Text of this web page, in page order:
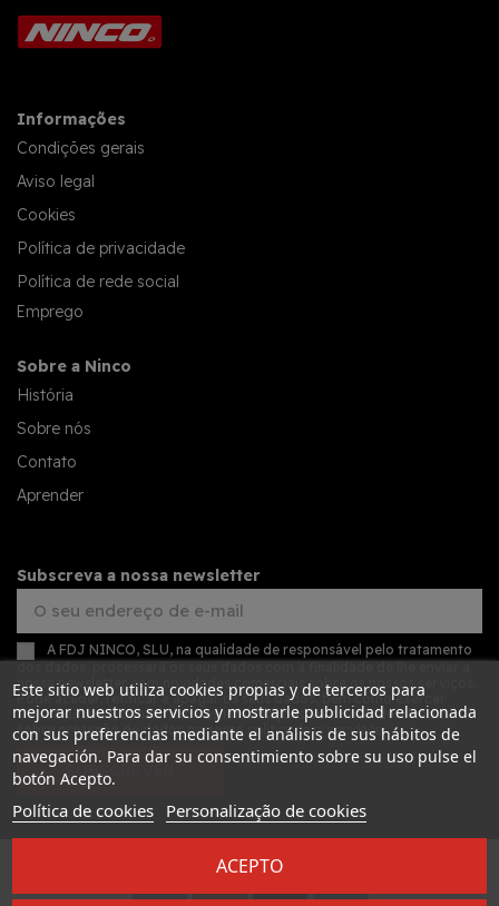
Informações
Condições gerais
Aviso legal
Cookies
Política de privacidade
Política de rede social
Emprego
Sobre a Ninco
História
Sobre nós
Contato
Aprender
Subscreva a nossa newsletter
A FDJ NINCO, SLU, na qualidade de responsável pelo tratamento
nossa newsletter com novidades comerciais sobre os nossos serviços.
Pode aceder, retificar e apagar os seus dados, bem como exercer
outros direitos, consultando as informações adicionais detalhadas
sobre proteção de dados na nossa política de privacidade
SUBSCREVER
Desarrollado por
Este sitio web utiliza cookies propias y de terceros para
mejorar nuestros servicios y mostrarle publicidad relacionada
con sus preferencias mediante el análisis de sus hábitos de
navegación. Para dar su consentimiento sobre su uso pulse el
botón Acepto.
Política de cookies Personalização de cookies
ACEPTO